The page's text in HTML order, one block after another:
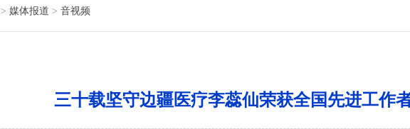
> 媒体报道 > 音视频
三十载坚守边疆医疗李蕊仙荣获全国先进工作